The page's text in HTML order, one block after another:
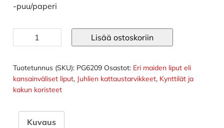
-puu/paperi
Cocktailtikut
Espanja
kpl
määrä
Lisää ostoskoriin
Tuotetunnus (SKU): PG6209 Osastot: Eri maiden liput eli
kansainväliset liput, Juhlien kattaustarvikkeet, Kynttilät ja
kakun koristeet
Kuvaus